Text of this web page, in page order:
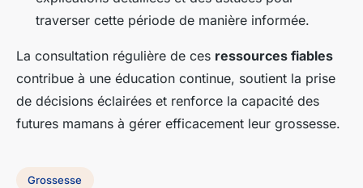
traverser cette période de manière informée.
La consultation régulière de ces ressources fiables
contribue à une éducation continue, soutient la prise
de décisions éclairées et renforce la capacité des
futures mamans à gérer efficacement leur grossesse.
Grossesse